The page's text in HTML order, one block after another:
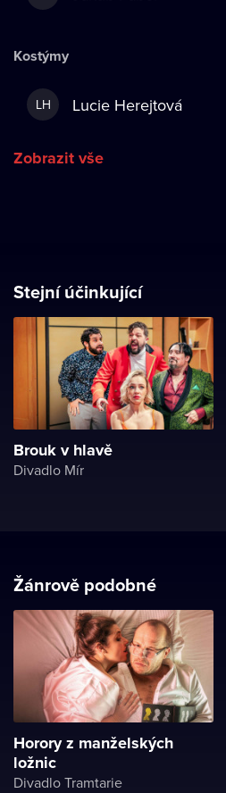
Kostýmy
LH Lucie Herejtová
Zobrazit vše
Stejní účinkující
Brouk v hlavě
Divadlo Mír
Žánrově podobné
Horory z manželských
ložnic
Divadlo Tramtarie